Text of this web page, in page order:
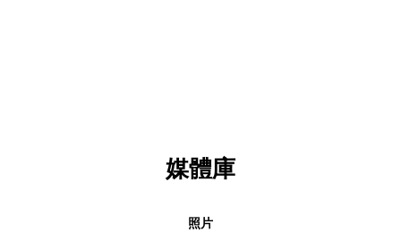
媒體庫
照片